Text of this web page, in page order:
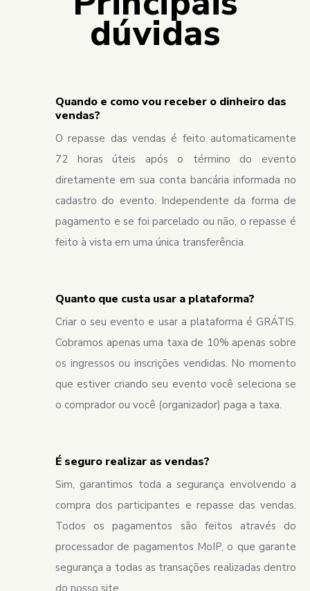
dúvidas
Quando e como vou receber o dinheiro das
vendas?
O repasse das vendas é feito automaticamente
72 horas úteis após o término do evento
diretamente em sua conta bancária informada no
cadastro do evento. Independente da forma de
pagamento e se foi parcelado ou não, o repasse é
feito à vista em uma única transferência.
Quanto que custa usar a plataforma?
Criar o seu evento e usar a plataforma é GRÁTIS.
Cobramos apenas uma taxa de 10% apenas sobre
os ingressos ou inscrições vendidas. No momento
que estiver criando seu evento você seleciona se
o comprador ou você (organizador) paga a taxa.
É seguro realizar as vendas?
Sim, garantimos toda a segurança envolvendo a
compra dos participantes e repasse das vendas.
Todos os pagamentos são feitos através do
processador de pagamentos MoIP, o que garante
segurança a todas as transações realizadas dentro
do nosso site.